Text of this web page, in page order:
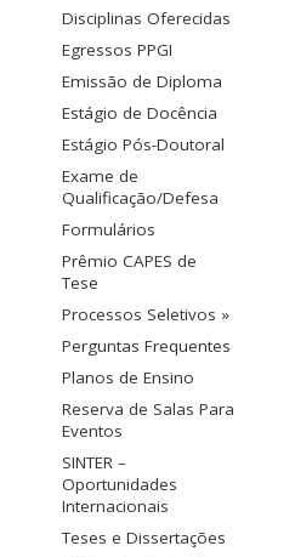
Disciplinas Oferecidas
Egressos PPGI
Emissão de Diploma
Estágio de Docência
Estágio Pós-Doutoral
Exame de
Qualificação/Defesa
Formulários
Prêmio CAPES de
Tese
Processos Seletivos »
Perguntas Frequentes
Planos de Ensino
Reserva de Salas Para
Eventos
SINTER –
Oportunidades
Internacionais
Teses e Dissertações